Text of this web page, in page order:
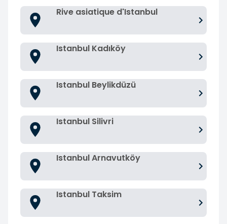
Rive asiatique d'Istanbul
Istanbul Kadıköy
Istanbul Beylikdüzü
Istanbul Silivri
Istanbul Arnavutköy
Istanbul Taksim